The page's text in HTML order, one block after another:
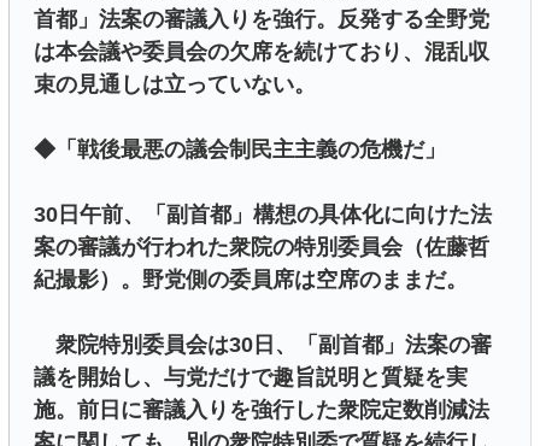
首都」法案の審議入りを強行。反発する全野党
は本会議や委員会の欠席を続けており、混乱収
束の見通しは立っていない。
◆「戦後最悪の議会制民主主義の危機だ」
30日午前、「副首都」構想の具体化に向けた法
案の審議が行われた衆院の特別委員会（佐藤哲
紀撮影）。野党側の委員席は空席のままだ。
衆院特別委員会は30日、「副首都」法案の審
議を開始し、与党だけで趣旨説明と質疑を実
施。前日に審議入りを強行した衆院定数削減法